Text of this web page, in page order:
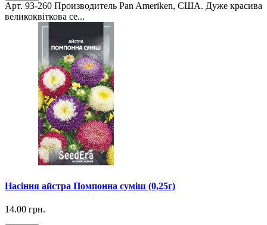
Арт. 93-260 Производитель Pan Ameriken, США. Дуже красива
великоквіткова се...
Насіння айстра Помпонна суміш (0,25г)
14.00 грн.